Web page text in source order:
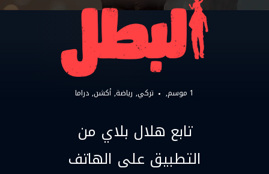
1 موسم, تركي رياضة أكشن دراما
تابع هلال بلاي من
التطبيق على الهاتف